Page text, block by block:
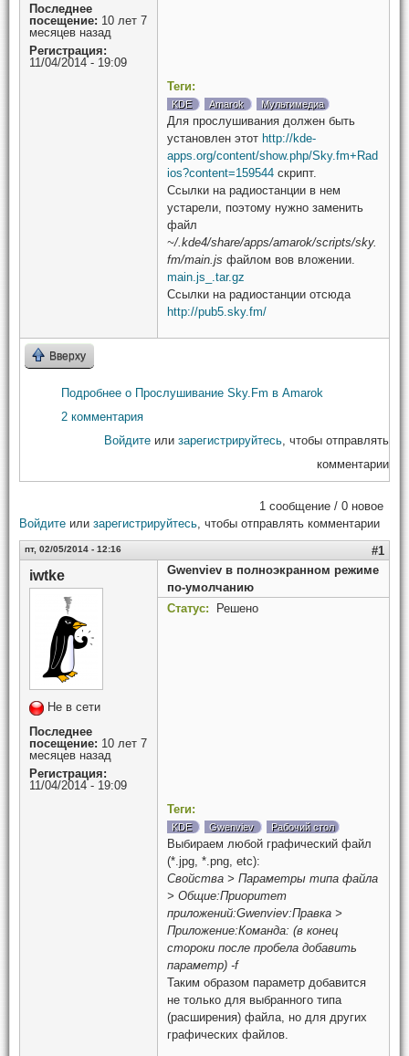
Последнее
посещение: 10 лет 7
месяцев назад
Регистрация:
11/04/2014 - 19:09
Теги:
KDE Amarok Мультимедиа
Для прослушивания должен быть
установлен этот http://kde-
apps.org/content/show.php/Sky.fm+Rad
ios?content=159544 скрипт.
Ссылки на радиостанции в нем
устарели, поэтому нужно заменить
файл
~/.kde4/share/apps/amarok/scripts/sky.
fm/main.js файлом вов вложении.
main.js_.tar.gz
Ссылки на радиостанции отсюда
http://pub5.sky.fm/
Вверху
Подробнее о Прослушивание Sky.Fm в Amarok
2 комментария
Войдите или зарегистрируйтесь, чтобы отправлять
комментарии
1 сообщение / 0 новое
Войдите или зарегистрируйтесь, чтобы отправлять комментарии
пт, 02/05/2014 - 12:16 #1
iwtke
Не в сети
Последнее
посещение: 10 лет 7
месяцев назад
Регистрация:
11/04/2014 - 19:09
Gwenviev в полноэкранном режиме
по-умолчанию
Статус:
Решено
Теги:
KDE Gwenviev Рабочий стол
Выбираем любой графический файл
(*.jpg, *.png, etc):
Свойства > Параметры типа файла
> Общие:Приоритет
приложений:Gwenviev:Правка >
Приложение:Команда: (в конец
стороки после пробела добавить
параметр) -f
Таким образом параметр добавится
не только для выбранного типа
(расширения) файла, но для других
графических файлов.